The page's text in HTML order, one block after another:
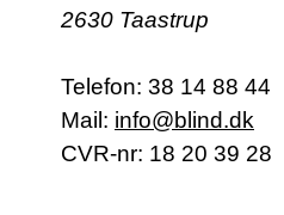
2630 Taastrup
Telefon: 38 14 88 44
Mail: info@blind.dk
CVR-nr: 18 20 39 28